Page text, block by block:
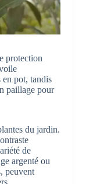
protection
en pot, tandis
paillage pour
du jardin.
de
argenté ou
peuvent